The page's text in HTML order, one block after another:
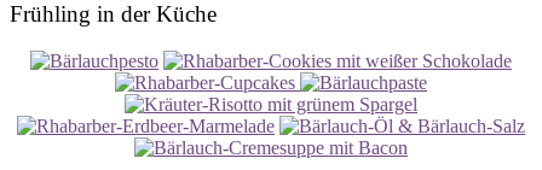
Frühling in der Küche